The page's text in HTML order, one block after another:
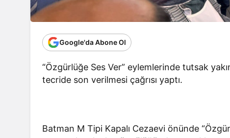
Google'da Abone Ol
“Özgürlüğe Ses Ver” eylemlerinde tutsak
tecride son verilmesi çağrısı yaptı.
Batman M Tipi Kapalı Cezaevi önünde